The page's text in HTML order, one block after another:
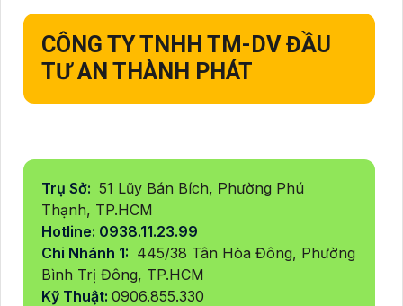
CÔNG TY TNHH TM-DV ĐẦU
TƯ AN THÀNH PHÁT
Trụ Sở: 51 Lũy Bán Bích, Phường Phú
Thạnh, TP.HCM
Hotline: 0938.11.23.99
Chi Nhánh 1: 445/38 Tân Hòa Đông, Phường
Bình Trị Đông, TP.HCM
Kỹ Thuật: 0906.855.330